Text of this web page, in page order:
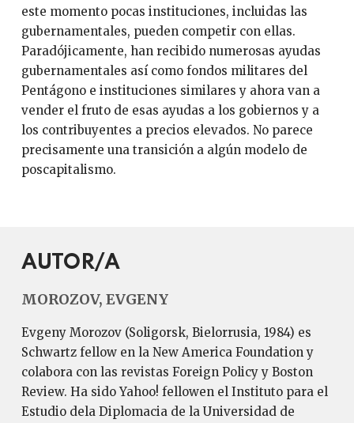
este momento pocas instituciones, incluidas las
gubernamentales, pueden competir con ellas.
Paradójicamente, han recibido numerosas ayudas
gubernamentales así como fondos militares del
Pentágono e instituciones similares y ahora van a
vender el fruto de esas ayudas a los gobiernos y a
los contribuyentes a precios elevados. No parece
precisamente una transición a algún modelo de
poscapitalismo.
AUTOR/A
MOROZOV, EVGENY
Evgeny Morozov (Soligorsk, Bielorrusia, 1984) es
Schwartz fellow en la New America Foundation y
colabora con las revistas Foreign Policy y Boston
Review. Ha sido Yahoo! fellowen el Instituto para el
Estudio dela Diplomacia de la Universidad de